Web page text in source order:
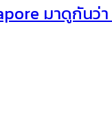
มาดูกันว่า